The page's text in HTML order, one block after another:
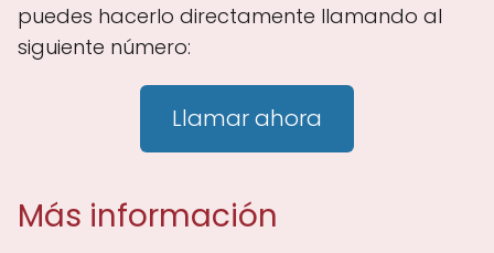
puedes hacerlo directamente llamando al
siguiente número:
Llamar ahora
Más información